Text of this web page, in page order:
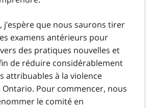
j’espère que nous saurons tirer
examens antérieurs pour
des pratiques nouvelles et
de réduire considérablement
attribuables à la violence
Ontario. Pour commencer, nous
le comité en